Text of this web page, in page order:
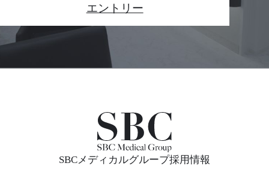
エントリー
SBCメディカルグループ採用情報